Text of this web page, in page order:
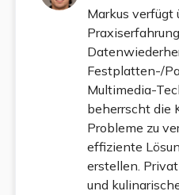
Markus verfügt
Festplatten-/
Multimedia-
beherrscht die
Probleme zu
effiziente
erstellen.
und